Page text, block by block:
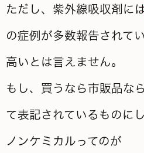
ただし、紫外線吸収剤に
の症例が多数報告されて
高いとは言えません。
もし、買うなら市販品な
て表記されているものに
ノンケミカルってのが